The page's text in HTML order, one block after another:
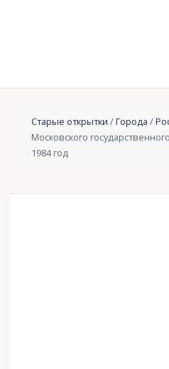
Старые открытки /Города /
Московского
1984 год